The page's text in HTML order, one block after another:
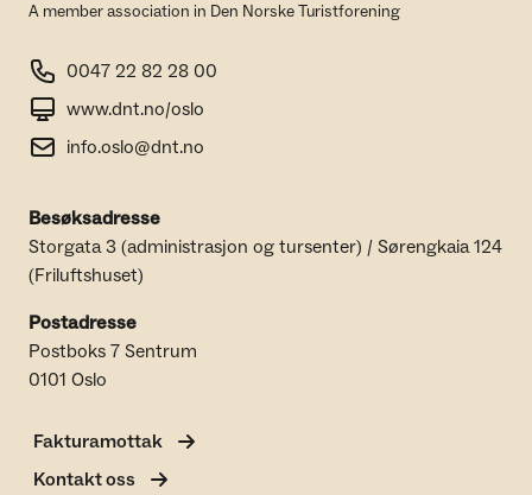
A member association in Den Norske Turistforening
0047 22 82 28 00
www.dnt.no/oslo
info.oslo@dnt.no
Besøksadresse
Storgata 3 (administrasjon og tursenter) / Sørengkaia 124
(Friluftshuset)
Postadresse
Postboks 7 Sentrum
0101 Oslo
Fakturamottak
Kontakt oss